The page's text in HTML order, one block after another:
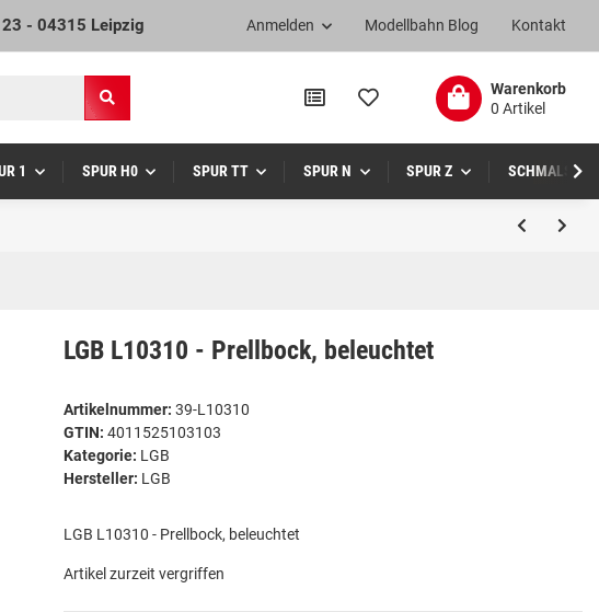
- 04315 Leipzig Kontakt
Modellbahn Blog
Anmelden
Warenkorb
0 Artikel
1 SPUR H0 SPUR TT SPUR N SPUR Z SCHMALSPUR
LGB L10310 - Prellbock, beleuchtet
Artikelnummer: 39-L10310
GTIN: 4011525103103
Kategorie: LGB
Hersteller: LGB
LGB L10310 - Prellbock, beleuchtet
Artikel zurzeit vergriffen